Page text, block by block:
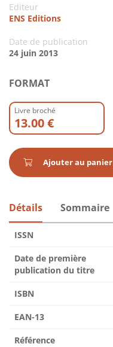
Editeur
ENS Editions
Date de publication
24 juin 2013
FORMAT
Livre broché
13.00 €
Ajouter au panier
Détails Sommaire
ISSN
Date de première
publication du titre
ISBN
EAN-13
Référence